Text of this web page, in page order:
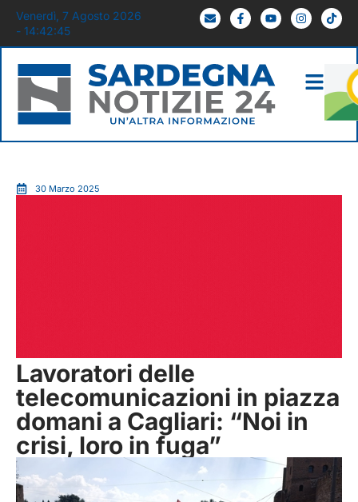
Venerdì, 7 Agosto 2026
- 14:42:47
30 Marzo 2025
Lavoratori delle
telecomunicazioni in piazza
domani a Cagliari: “Noi in
crisi, loro in fuga”